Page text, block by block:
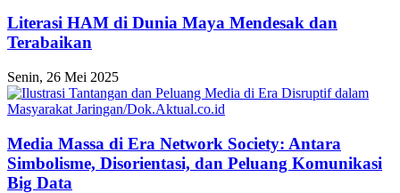
Literasi HAM di Dunia Maya Mendesak dan
Terabaikan
Senin, 26 Mei 2025
Media Massa di Era Network Society: Antara
Simbolisme, Disorientasi, dan Peluang Komunikasi
Big Data